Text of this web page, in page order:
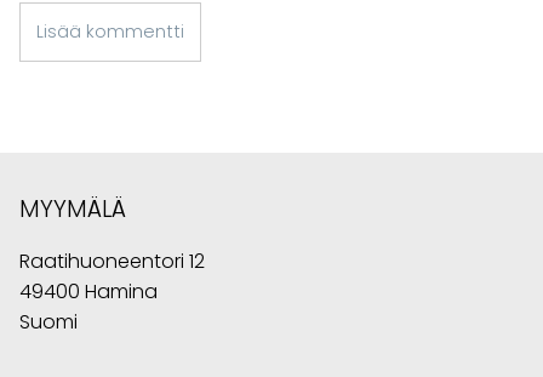
Lisää kommentti
MYYMÄLÄ
Raatihuoneentori 12
49400 Hamina
Suomi